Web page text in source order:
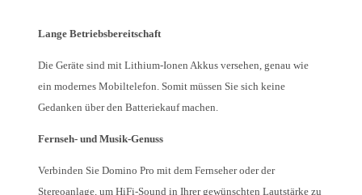
Lange Betriebsbereitschaft
Die Geräte sind mit Lithium-Ionen Akkus versehen, genau wie
ein modernes Mobiltelefon. Somit müssen Sie sich keine
Gedanken über den Batteriekauf machen.
Fernseh- und Musik-Genuss
Verbinden Sie Domino Pro mit dem Fernseher oder der
Stereoanlage, um HiFi-Sound in Ihrer gewünschten Lautstärke zu